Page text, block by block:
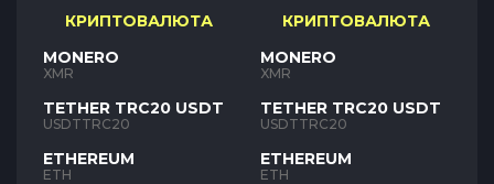
КРИПТОВАЛЮТА
MONERO
XMR
TETHER TRC20 USDT
USDTTRC20
ETHEREUM
ETH
КРИПТОВАЛЮТА
MONERO
XMR
TETHER TRC20 USDT
USDTTRC20
ETHEREUM
ETH